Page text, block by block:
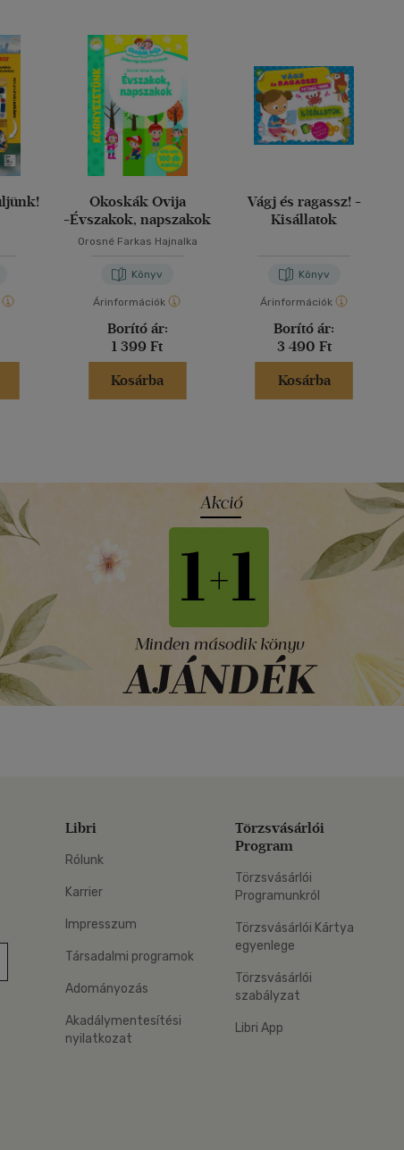
Okoskák Ovija
-Évszakok, napszakok
Orosné Farkas Hajnalka
Könyv
Árinformációk
Borító ár:
1 399 Ft
Kosárba
Vágj és ragassz! -
Kisállatok
Könyv
Árinformációk
Borító ár:
3 490 Ft
Kosárba
Google Play
Libri
Rólunk
Karrier
Impresszum
Társadalmi programok
Adományozás
Akadálymentesítési
nyilatkozat
Törzsvásárlói
Program
Törzsvásárlói
Programunkról
Törzsvásárlói Kártya
egyenlege
Törzsvásárlói
szabályzat
Libri App